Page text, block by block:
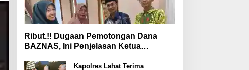
Ribut.!! Dugaan Pemotongan Dana
BAZNAS, Ini Penjelasan Ketua
Kapolres Lahat Terima